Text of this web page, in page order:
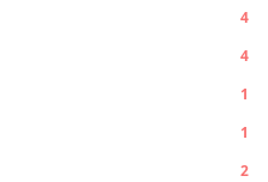
4
4
1
1
2